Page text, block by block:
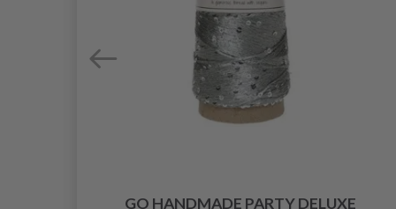
GO HANDMADE PARTY DELUXE